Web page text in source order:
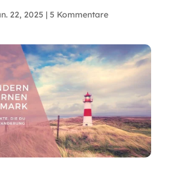
22, 2025 | 5 Kommentare